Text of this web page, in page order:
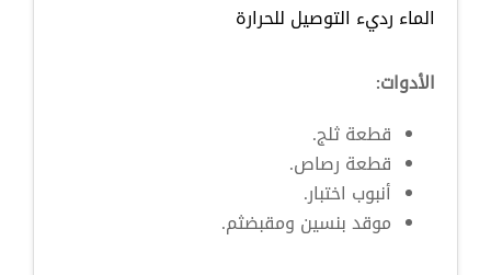
الماء رديء التوصيل للحرارة
الأدوات:
قطعة ثلج.
قطعة رصاص.
أنبوب اختبار.
موقد بنسين ومقبضثم.